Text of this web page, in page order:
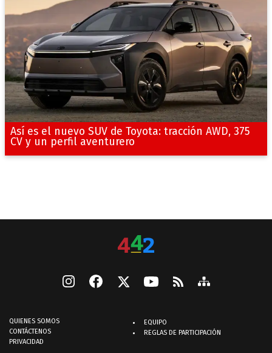
Así es el nuevo SUV de Toyota: tracción AWD, 375
CV y un perfil aventurero
QUIENES SOMOS
CONTÁCTENOS
PRIVACIDAD
EQUIPO
REGLAS DE PARTICIPACIÓN